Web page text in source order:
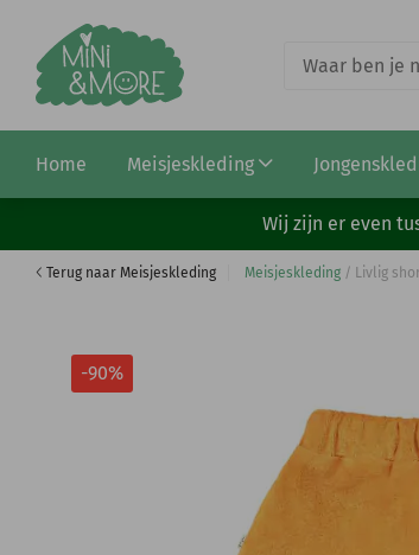
Home Meisjeskleding
Wij zijn er even
Terug naar Meisjeskleding Meisjeskleding / Livlig
-90%
€ 65,00 € 6,50